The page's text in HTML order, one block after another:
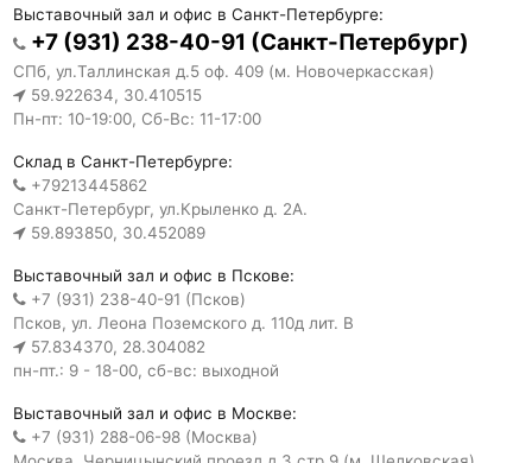
Выставочный зал и офис в Санкт-Петербурге:
+7 (931) 238-40-91 (Санкт-Петербург)
СПб, ул.Таллинская д.5 оф. 409 (м. Новочеркасская)
59.922634, 30.410515
Пн-пт: 10-19:00, Сб-Вс: 11-17:00
Склад в Санкт-Петербурге:
+79213445862
Санкт-Петербург, ул.Крыленко д. 2А.
59.893850, 30.452089
Выставочный зал и офис в Пскове:
+7 (931) 238-40-91 (Псков)
Псков, ул. Леона Поземского д. 110д лит. В
57.834370, 28.304082
пн-пт.: 9 - 18-00, сб-вс: выходной
Выставочный зал и офис в Москве:
+7 (931) 288-06-98 (Москва)